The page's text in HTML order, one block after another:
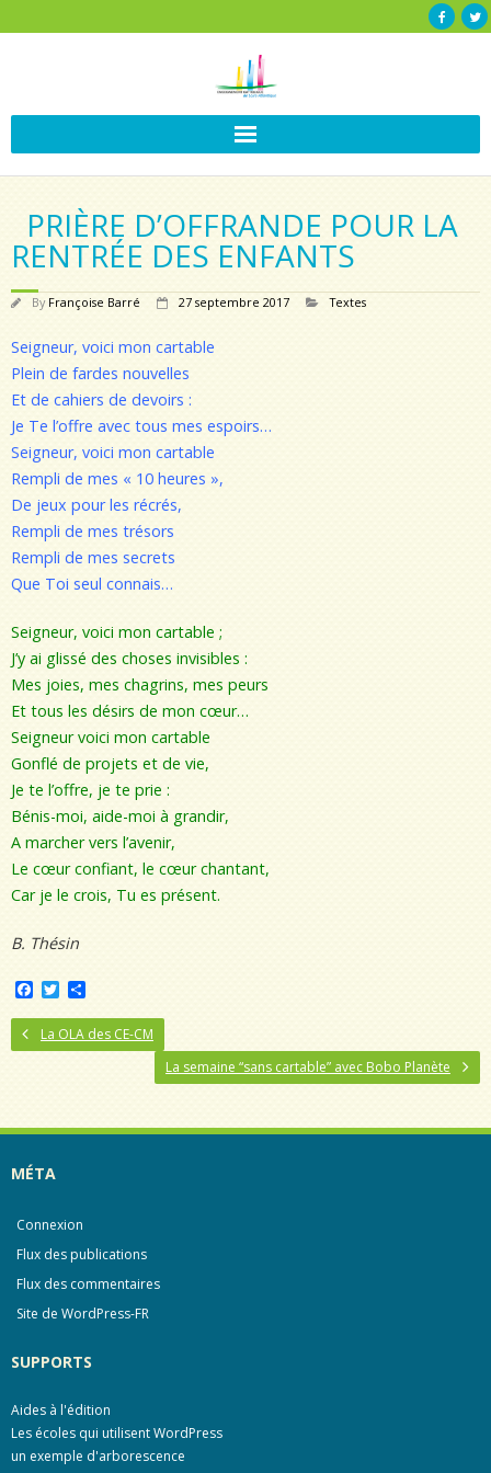
PRIÈRE D’OFFRANDE POUR LA
RENTRÉE DES ENFANTS
By Françoise Barré 27 septembre 2017 Textes
Seigneur, voici mon cartable
Plein de fardes nouvelles
Et de cahiers de devoirs :
Je Te l’offre avec tous mes espoirs…
Seigneur, voici mon cartable
Rempli de mes « 10 heures »,
De jeux pour les récrés,
Rempli de mes trésors
Rempli de mes secrets
Que Toi seul connais…
Seigneur, voici mon cartable ;
J’y ai glissé des choses invisibles :
Mes joies, mes chagrins, mes peurs
Et tous les désirs de mon cœur…
Seigneur voici mon cartable
Gonflé de projets et de vie,
Je te l’offre, je te prie :
Bénis-moi, aide-moi à grandir,
A marcher vers l’avenir,
Le cœur confiant, le cœur chantant,
Car je le crois, Tu es présent.
B. Thésin
c
e
T
i
t
r
t
La OLA des CE-CM
La semaine “sans cartable” avec Bobo Planète
MÉTA
Connexion
Flux des publications
Flux des commentaires
Site de WordPress-FR
SUPPORTS
Aides à l'édition
Les écoles qui utilisent WordPress
un exemple d'arborescence